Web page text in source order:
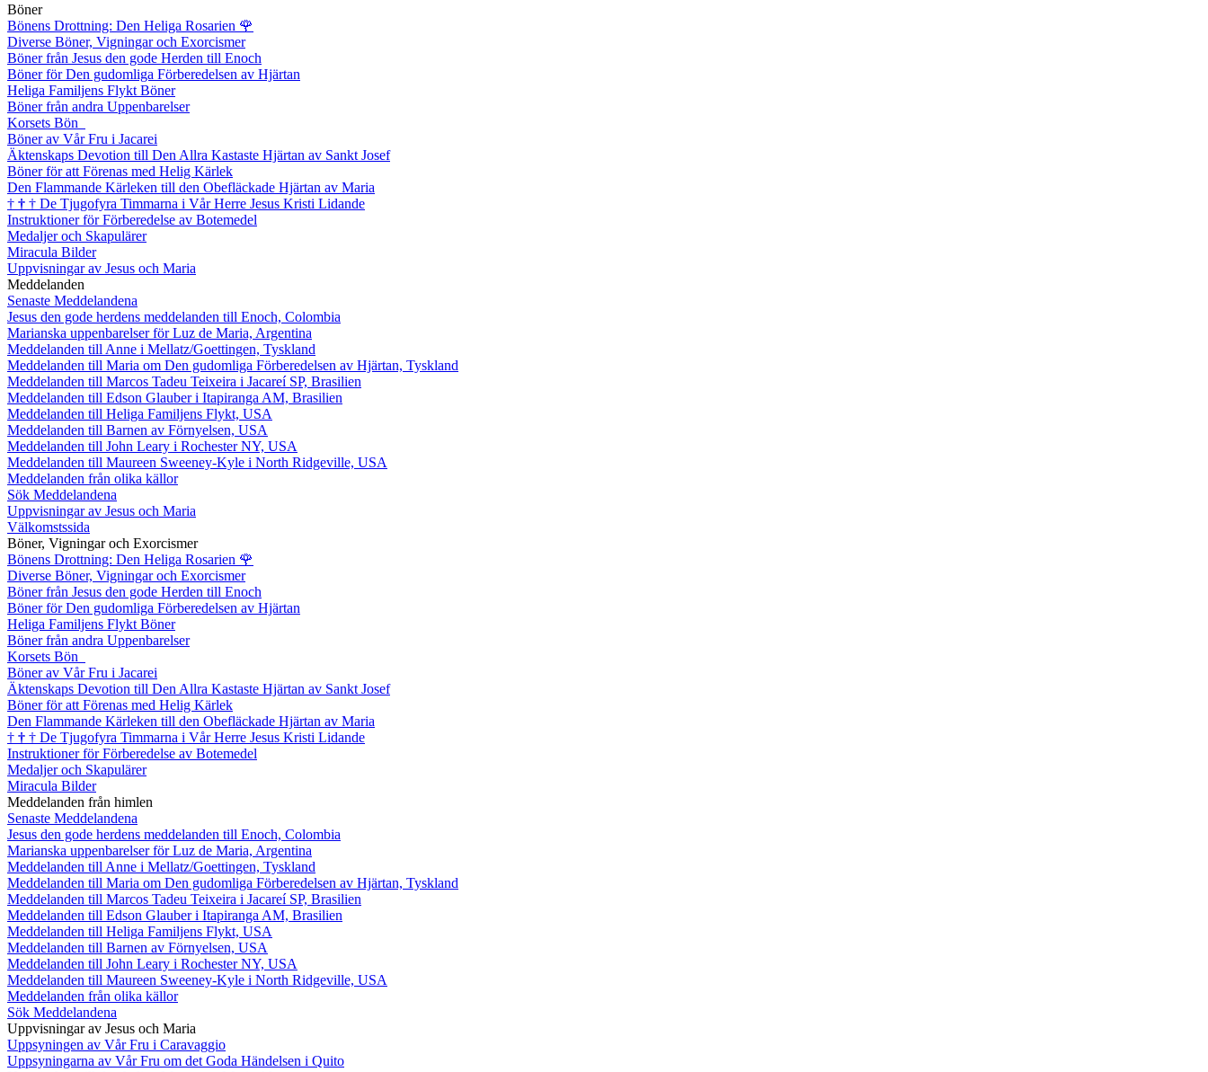
Böner
Bönens Drottning: Den Heliga Rosarien 🌹
Diverse Böner, Vigningar och Exorcismer
Böner från Jesus den gode Herden till Enoch
Böner för Den gudomliga Förberedelsen av Hjärtan
Heliga Familjens Flykt Böner
Böner från andra Uppenbarelser
Korsets Bön
Böner av Vår Fru i Jacarei
Äktenskaps Devotion till Den Allra Kastaste Hjärtan av Sankt Josef
Böner för att Förenas med Helig Kärlek
Den Flammande Kärleken till den Obefläckade Hjärtan av Maria
† † † De Tjugofyra Timmarna i Vår Herre Jesus Kristi Lidande
Instruktioner för Förberedelse av Botemedel
Medaljer och Skapulärer
Miracula Bilder
Uppvisningar av Jesus och Maria
Meddelanden
Senaste Meddelandena
Jesus den gode herdens meddelanden till Enoch, Colombia
Marianska uppenbarelser för Luz de Maria, Argentina
Meddelanden till Anne i Mellatz/Goettingen, Tyskland
Meddelanden till Maria om Den gudomliga Förberedelsen av Hjärtan, Tyskland
Meddelanden till Marcos Tadeu Teixeira i Jacareí SP, Brasilien
Meddelanden till Edson Glauber i Itapiranga AM, Brasilien
Meddelanden till Heliga Familjens Flykt, USA
Meddelanden till Barnen av Förnyelsen, USA
Meddelanden till John Leary i Rochester NY, USA
Meddelanden till Maureen Sweeney-Kyle i North Ridgeville, USA
Meddelanden från olika källor
Sök Meddelandena
Uppvisningar av Jesus och Maria
Välkomstssida
Böner, Vigningar och Exorcismer
Bönens Drottning: Den Heliga Rosarien 🌹
Diverse Böner, Vigningar och Exorcismer
Böner från Jesus den gode Herden till Enoch
Böner för Den gudomliga Förberedelsen av Hjärtan
Heliga Familjens Flykt Böner
Böner från andra Uppenbarelser
Korsets Bön
Böner av Vår Fru i Jacarei
Äktenskaps Devotion till Den Allra Kastaste Hjärtan av Sankt Josef
Böner för att Förenas med Helig Kärlek
Den Flammande Kärleken till den Obefläckade Hjärtan av Maria
† † † De Tjugofyra Timmarna i Vår Herre Jesus Kristi Lidande
Instruktioner för Förberedelse av Botemedel
Medaljer och Skapulärer
Miracula Bilder
Meddelanden från himlen
Senaste Meddelandena
Jesus den gode herdens meddelanden till Enoch, Colombia
Marianska uppenbarelser för Luz de Maria, Argentina
Meddelanden till Anne i Mellatz/Goettingen, Tyskland
Meddelanden till Maria om Den gudomliga Förberedelsen av Hjärtan, Tyskland
Meddelanden till Marcos Tadeu Teixeira i Jacareí SP, Brasilien
Meddelanden till Edson Glauber i Itapiranga AM, Brasilien
Meddelanden till Heliga Familjens Flykt, USA
Meddelanden till Barnen av Förnyelsen, USA
Meddelanden till John Leary i Rochester NY, USA
Meddelanden till Maureen Sweeney-Kyle i North Ridgeville, USA
Meddelanden från olika källor
Sök Meddelandena
Uppvisningar av Jesus och Maria
Uppsyningen av Vår Fru i Caravaggio
Uppsyningarna av Vår Fru om det Goda Händelsen i Quito